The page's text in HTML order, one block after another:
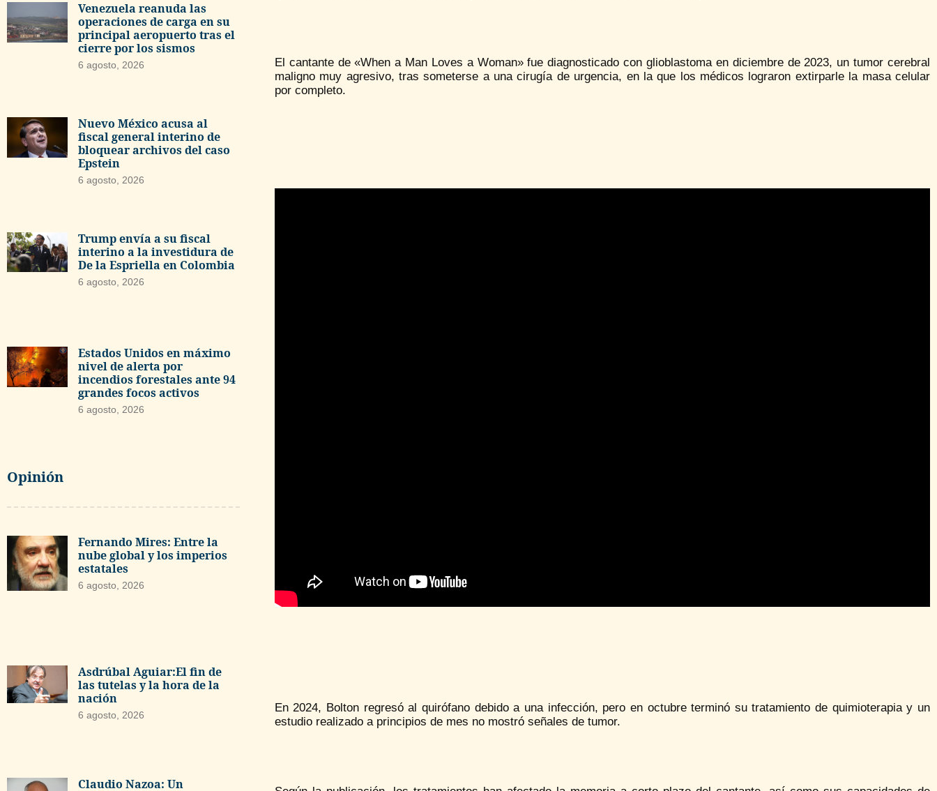
Venezuela reanuda las
operaciones de carga en su
principal aeropuerto tras el
cierre por los sismos
6 agosto, 2026
Nuevo México acusa al
fiscal general interino de
bloquear archivos del caso
Epstein
6 agosto, 2026
Trump envía a su fiscal
interino a la investidura de
De la Espriella en Colombia
6 agosto, 2026
Estados Unidos en máximo
nivel de alerta por
incendios forestales ante 94
grandes focos activos
6 agosto, 2026
Opinión
Fernando Mires: Entre la
nube global y los imperios
estatales
6 agosto, 2026
Asdrúbal Aguiar:El fin de
las tutelas y la hora de la
nación
6 agosto, 2026
Claudio Nazoa: Un
El cantante de «When a Man Loves a Woman» fue diagnosticado con glioblastoma en diciembre de 2023, un tumor cerebral
maligno muy agresivo, tras someterse a una cirugía de urgencia, en la que los médicos lograron extirparle la masa celular
por completo.
En 2024, Bolton regresó al quirófano debido a una infección, pero en octubre terminó su tratamiento de quimioterapia y un
estudio realizado a principios de mes no mostró señales de tumor.